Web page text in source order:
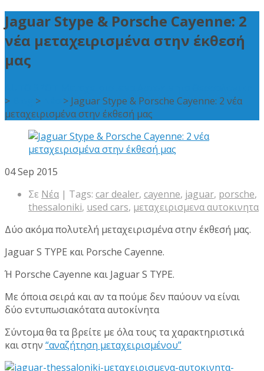
Jaguar Stype & Porsche Cayenne: 2
νέα μεταχειρισμένα στην έκθεσή
μας
>
> > Jaguar Stype & Porsche Cayenne: 2 νέα
μεταχειρισμένα στην έκθεσή μας
04Sep 2015
Σε Νέα | Tags: car dealer, cayenne, jaguar, porsche,
thessaloniki, used cars, μεταχειρισμενα αυτοκινητα
Δύο ακόμα πολυτελή μεταχειρισμένα στην έκθεσή μας.
Jaguar S TYPE και Porsche Cayenne.
Ή Porsche Cayenne και Jaguar S TYPE.
Με όποια σειρά και αν τα πούμε δεν παύουν να είναι
δύο εντυπωσιακότατα αυτοκίνητα
Σύντομα θα τα βρείτε με όλα τους τα χαρακτηριστικά
και στην “αναζήτηση μεταχειρισμένου”